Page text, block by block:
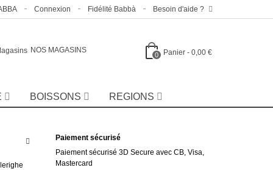
Besoin d'aide ?
Fidélité Babbà
Connexion
0 Panier - 0,00 €
NOS MAGASINS
BOISSONS REGIONS
Paiement sécurisé
Paiement sécurisé 3D Secure avec CB, Visa,
Mastercard